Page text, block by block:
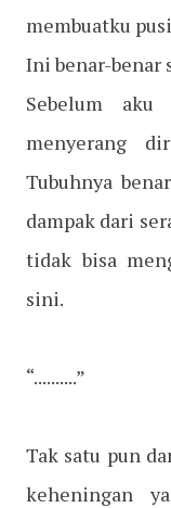
membuatku
Ini benar-benar
Sebelum aku
menyerang
Tubuhnya
dampak dari
tidak bisa
sini.
“..........”
Tak satu pun
keheningan